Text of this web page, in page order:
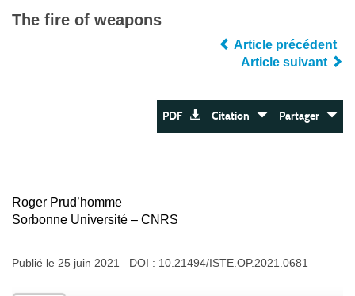
The fire of weapons
Article précédent
Article suivant
PDF Citation Partager
Roger Prud’homme
Sorbonne Université – CNRS
Publié le 25 juin 2021 DOI : 10.21494/ISTE.OP.2021.0681